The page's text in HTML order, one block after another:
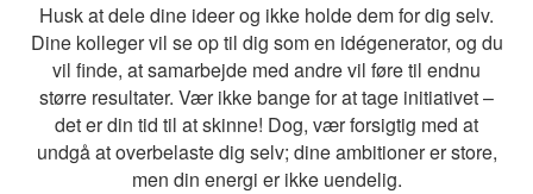
Husk at dele dine ideer og ikke holde dem for dig selv.
Dine kolleger vil se op til dig som en idégenerator, og du
vil finde, at samarbejde med andre vil føre til endnu
større resultater. Vær ikke bange for at tage initiativet –
det er din tid til at skinne! Dog, vær forsigtig med at
undgå at overbelaste dig selv; dine ambitioner er store,
men din energi er ikke uendelig.